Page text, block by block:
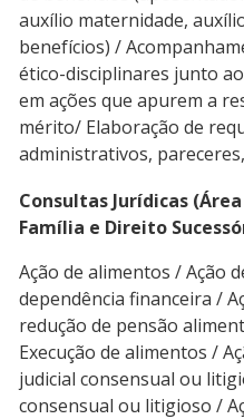
auxílio maternidade,
benefícios) /
ético-disciplinares junto
em ações que apurem a
mérito/ Elaboração de
administrativos,
Consultas Jurídicas
Família e Direito
Ação de alimentos / Ação
dependência financeira /
redução de pensão
Execução de alimentos /
judicial consensual ou
consensual ou litigioso /